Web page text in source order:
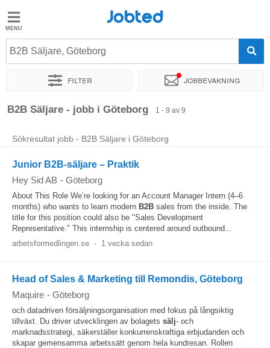
Jobted
Jobb
Jobted
B2B Säljare, Göteborg
Filter Jobbevakning
Sortera efter Exakt plats
B2B Säljare - jobb i Göteborg 1 - 9 av 9
Sökresultat jobb - B2B Säljare i Göteborg
Junior B2B-säljare – Praktik
Hey Sid AB - Göteborg
About This Role We’re looking for an Account Manager Intern (4–6
months) who wants to learn modern B2B sales from the inside. The
title for this position could also be "Sales Development
Representative." This internship is centered around outbound...
arbetsformedlingen.se - 1 vecka sedan
Head of Sales & Marketing till Remondis, Göteborg
Maquire - Göteborg
och datadriven försäljningsorganisation med fokus på långsiktig
tillväxt. Du driver utvecklingen av bolagets sälj- och
marknadsstrategi, säkerställer konkurrenskraftiga erbjudanden och
skapar gemensamma arbetssätt genom hela kundresan. Rollen